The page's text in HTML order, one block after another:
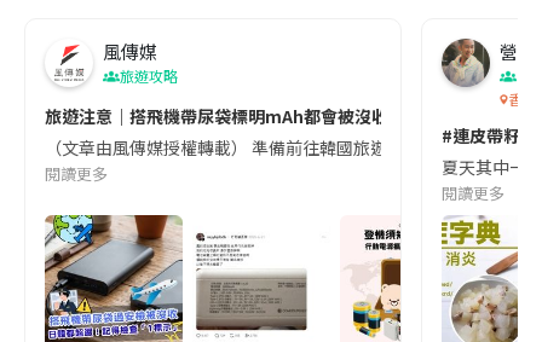
風傳媒
旅遊攻略
旅遊注意｜搭飛機帶尿袋標明mAh都會被沒收😱出發前切記檢查
（文章由風傳媒授權轉載） 準備前往韓國旅遊的民眾，近期要
閱讀更多
營養
香港
#連皮帶籽
夏天其中一
閱讀更多